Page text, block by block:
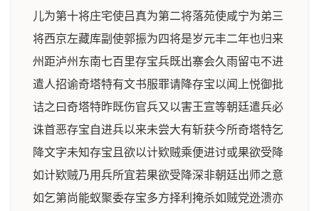
儿为第十将庄宅使吕真为第二将落苑使咸宁为弟三
将西京左藏库副使郭振为四将是岁元丰二年也归来
州距泸州东南七百里存宝兵既出寨会久雨留屯不进
遣人招谕奇塔特有文书服罪请降存宝以闻上悦御批
诘之曰奇塔特昨既伤官兵又以害王宣等朝廷遣兵必
诛首恶存宝自进兵以来未尝大有斩获今所奇塔特乞
降文字未知存宝且欲以计欵贼乘便进讨或果欲受降
如计欵贼乃用兵所宜若果欲受降深非朝廷出师之意
如乞第尚能蚁聚委存宝多方择利掩杀如贼党迯溃亦